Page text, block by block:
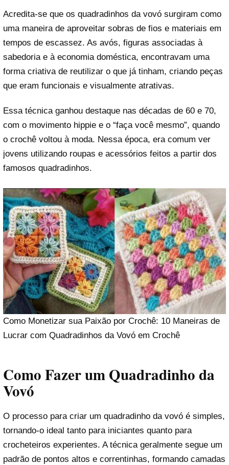
Acredita-se que os quadradinhos da vovó surgiram como
uma maneira de aproveitar sobras de fios e materiais em
tempos de escassez. As avós, figuras associadas à
sabedoria e à economia doméstica, encontravam uma
forma criativa de reutilizar o que já tinham, criando peças
que eram funcionais e visualmente atrativas.
Essa técnica ganhou destaque nas décadas de 60 e 70,
com o movimento hippie e o “faça você mesmo”, quando
o crochê voltou à moda. Nessa época, era comum ver
jovens utilizando roupas e acessórios feitos a partir dos
famosos quadradinhos.
Como Monetizar sua Paixão por Crochê: 10 Maneiras de
Lucrar com Quadradinhos da Vovó em Crochê
Como Fazer um Quadradinho da
Vovó
O processo para criar um quadradinho da vovó é simples,
tornando-o ideal tanto para iniciantes quanto para
crocheteiros experientes. A técnica geralmente segue um
padrão de pontos altos e correntinhas, formando camadas